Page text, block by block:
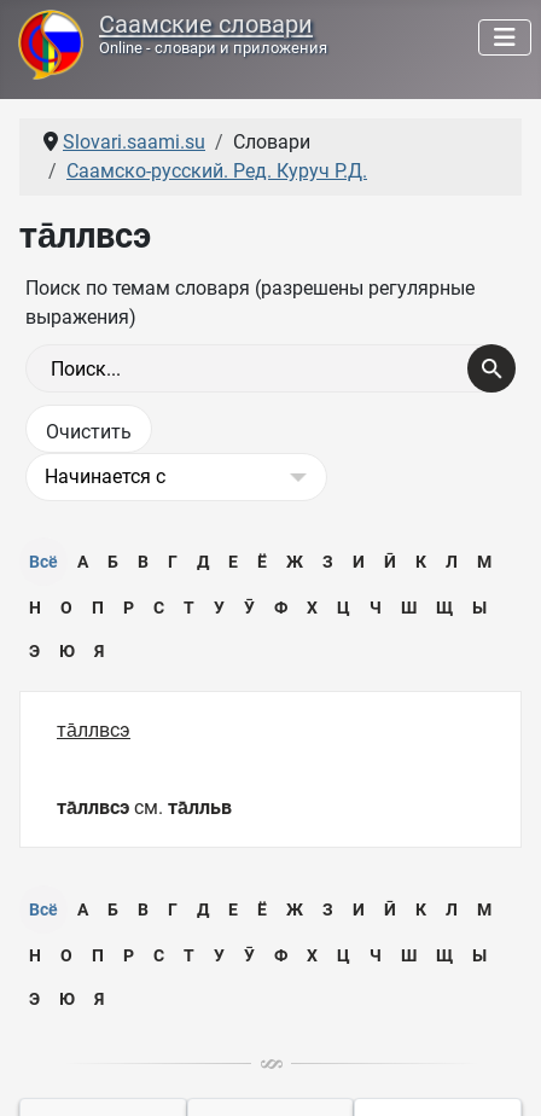
Саамские словари
Online - словари и приложения
Slovari.saami.su
Словари
Саамско-русский. Ред. Куруч Р.Д.
та̄ллвсэ
Поиск по темам словаря (разрешены регулярные
выражения)
Всё А Б В Г Д Е Ё Ж З И Ӣ К Л М
Н О П Р С Т У Ӯ Ф Х Ц Ч Ш Щ Ы
Э Ю Я
та̄ллвсэ
та̄ллвсэ см. та̄лльв
Всё А Б В Г Д Е Ё Ж З И Ӣ К Л М
Н О П Р С Т У Ӯ Ф Х Ц Ч Ш Щ Ы
Э Ю Я